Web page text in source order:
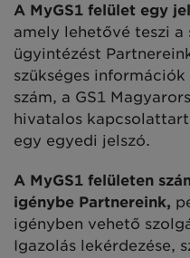
A MyGS1 felület egy
amely lehetővé teszi
ügyintézést
szükséges
szám, a GS1
hivatalos
egy egyedi jelszó.
A MyGS1 felületen
igénybe Partnereink,
igényben vehető
Igazolás lekérdezése,